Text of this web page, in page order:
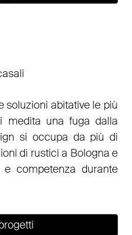
soluzioni abitative le più
medita una fuga dalla
si occupa da più di
di rustici a Bologna e
competenza durante